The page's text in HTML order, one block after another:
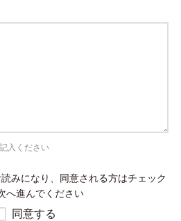
入ください
みになり、同意される方はチェック
へ進んでください
同意する